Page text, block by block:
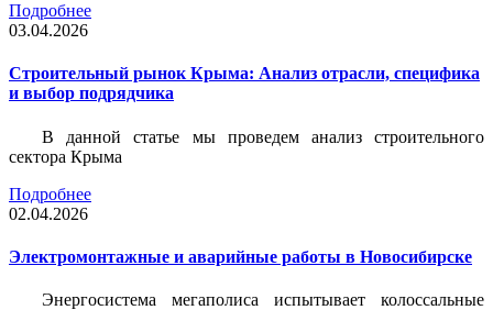
Подробнее
03.04.2026
Строительный рынок Крыма: Анализ отрасли, специфика
и выбор подрядчика
В данной статье мы проведем анализ строительного
сектора Крыма
Подробнее
02.04.2026
Электромонтажные и аварийные работы в Новосибирске
Энергосистема мегаполиса испытывает колоссальные